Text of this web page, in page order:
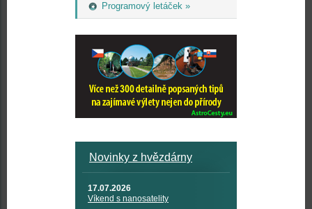
Programový letáček »
Novinky z hvězdárny
17.07.2026
Víkend s nanosatelity